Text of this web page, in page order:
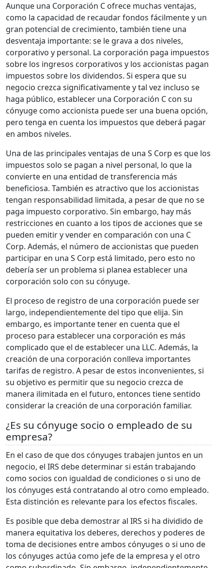
Aunque una Corporación C ofrece muchas ventajas,
como la capacidad de recaudar fondos fácilmente y un
gran potencial de crecimiento, también tiene una
desventaja importante: se le grava a dos niveles,
corporativo y personal. La corporación paga impuestos
sobre los ingresos corporativos y los accionistas pagan
impuestos sobre los dividendos. Si espera que su
negocio crezca significativamente y tal vez incluso se
haga público, establecer una Corporación C con su
cónyuge como accionista puede ser una buena opción,
pero tenga en cuenta los impuestos que deberá pagar
en ambos niveles.
Una de las principales ventajas de una S Corp es que los
impuestos solo se pagan a nivel personal, lo que la
convierte en una entidad de transferencia más
beneficiosa. También es atractivo que los accionistas
tengan responsabilidad limitada, a pesar de que no se
paga impuesto corporativo. Sin embargo, hay más
restricciones en cuanto a los tipos de acciones que se
pueden emitir y vender en comparación con una C
Corp. Además, el número de accionistas que pueden
participar en una S Corp está limitado, pero esto no
debería ser un problema si planea establecer una
corporación solo con su cónyuge.
El proceso de registro de una corporación puede ser
largo, independientemente del tipo que elija. Sin
embargo, es importante tener en cuenta que el
proceso para establecer una corporación es más
complicado que el de establecer una LLC. Además, la
creación de una corporación conlleva importantes
tarifas de registro. A pesar de estos inconvenientes, si
su objetivo es permitir que su negocio crezca de
manera ilimitada en el futuro, entonces tiene sentido
considerar la creación de una corporación familiar.
¿Es su cónyuge socio o empleado de su
empresa?
En el caso de que dos cónyuges trabajen juntos en un
negocio, el IRS debe determinar si están trabajando
como socios con igualdad de condiciones o si uno de
los cónyuges está contratando al otro como empleado.
Esta distinción es relevante para los efectos fiscales.
Es posible que deba demostrar al IRS si ha dividido de
manera equitativa los deberes, derechos y poderes de
toma de decisiones entre ambos cónyuges o si uno de
los cónyuges actúa como jefe de la empresa y el otro